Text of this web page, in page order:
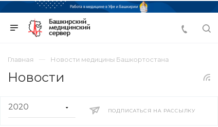
Главная Новости медицины Башкортостана
Новости
ПОДПИСАТЬСЯ НА РАССЫЛКУ